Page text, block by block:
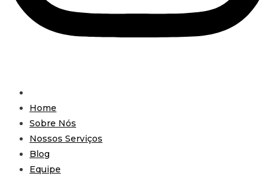
Home
Sobre Nós
Nossos Serviços
Blog
Equipe